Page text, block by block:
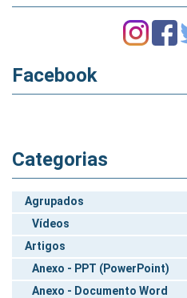
Facebook
Categorias
Agrupados
Vídeos
Artigos
Anexo - PPT (PowerPoint)
Anexo - Documento Word